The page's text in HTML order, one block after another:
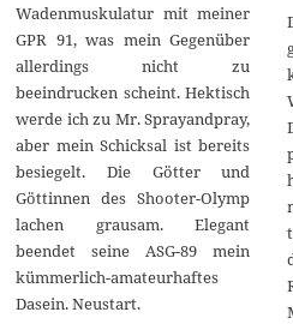
Wadenmuskulatur mit meiner
GPR 91, was mein Gegenüber
allerdings nicht zu
beeindrucken scheint. Hektisch
werde ich zu Mr. Sprayandpray,
aber mein Schicksal ist bereits
besiegelt. Die Götter und
Göttinnen des Shooter-Olymp
lachen grausam. Elegant
beendet seine ASG-89 mein
kümmerlich-amateurhaftes
Dasein. Neustart.